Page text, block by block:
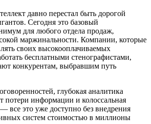
давно перестал быть дорогой
Сегодня это базовый
для любого отдела продаж,
маржинальности. Компании, которые
своих высокооплачиваемых
бесплатными стенографистами,
конкурентам, выбравшим путь
глубокая аналитика
потери информации и колоссальная
все это уже доступно без внедрения
систем стоимостью в миллионы